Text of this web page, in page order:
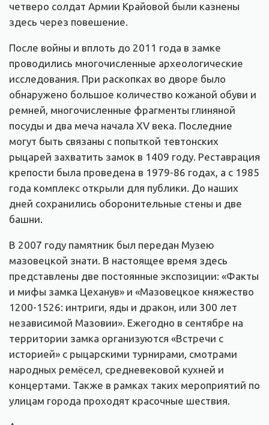
четверо солдат Армии Крайовой были казнены
здесь через повешение.
После войны и вплоть до 2011 года в замке
проводились многочисленные археологические
исследования. При раскопках во дворе было
обнаружено большое количество кожаной обуви и
ремней, многочисленные фрагменты глиняной
посуды и два меча начала XV века. Последние
могут быть связаны с попыткой тевтонских
рыцарей захватить замок в 1409 году. Реставрация
крепости была проведена в 1979-86 годах, а с 1985
года комплекс открыли для публики. До наших
дней сохранились оборонительные стены и две
башни.
В 2007 году памятник был передан Музею
мазовецкой знати. В настоящее время здесь
представлены две постоянные экспозиции: «Факты
и мифы замка Цеханув» и «Мазовецкое княжество
1200-1526: интриги, яды и дракон, или 300 лет
независимой Мазовии». Ежегодно в сентябре на
территории замка организуются «Встречи с
историей» с рыцарскими турнирами, смотрами
народных ремёсел, средневековой кухней и
концертами. Также в рамках таких мероприятий по
улицам города проходят красочные шествия.